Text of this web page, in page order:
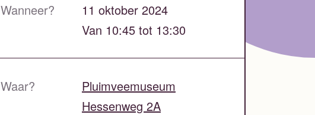
Wanneer?
11 oktober 2024
Van 10:45 tot 13:30
Waar?
Pluimveemuseum
Hessenweg 2A